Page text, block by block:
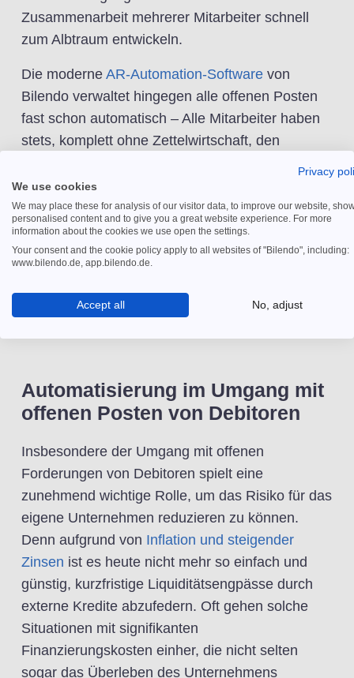
Zusammenarbeit mehrerer Mitarbeiter schnell
zum Albtraum entwickeln.
Die moderne AR-Automation-Software von
Bilendo verwaltet hingegen alle offenen Posten
fast schon automatisch – Alle Mitarbeiter haben
stets, komplett ohne Zettelwirtschaft, den
Bilendo Cloud-Plattform werden alle
Debitorenprozesse an einer zentralen Stelle
abgebildet. Die Workflow-basierte
Automatisierung stellt eine große Erleichterung
aller Arbeitsprozesse dar und die Software kann
sogar nach Ihren Vorstellungen und Bedürfnissen
konfiguriert werden.
Automatisierung im Umgang mit
offenen Posten von Debitoren
Insbesondere der Umgang mit offenen
Forderungen von Debitoren spielt eine
zunehmend wichtige Rolle, um das Risiko für das
eigene Unternehmen reduzieren zu können.
Denn aufgrund von Inflation und steigender
Zinsen ist es heute nicht mehr so einfach und
günstig, kurzfristige Liquiditätsengpässe durch
externe Kredite abzufedern. Oft gehen solche
Situationen mit signifikanten
Finanzierungskosten einher, die nicht selten
sogar das Überleben des Unternehmens
Privacy
We use cookies
We may place these for analysis of our visitor data, to improve our website,
personalised content and to give you a great website experience. For more
information about the cookies we use open the settings.
Your consent and the cookie policy apply to all websites of "Bilendo", including:
www.bilendo.de, app.bilendo.de.
Accept all No, adjust